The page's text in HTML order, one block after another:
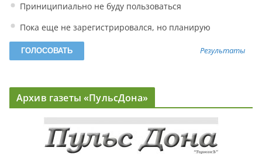
Приниципиально не буду пользоваться
Пока еще не зарегистрировался, но планирую
Результаты
Архив газеты «ПульсДона»